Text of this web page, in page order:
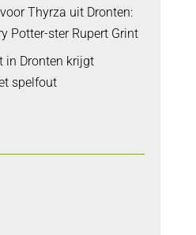
Thyrza uit Dronten:
Potter-ster Rupert Grint
in Dronten krijgt
spelfout